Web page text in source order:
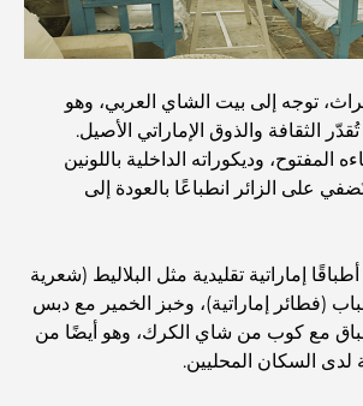
أفضل أماكن الإفطار في دبي: أفضل 7 أماكن لا تُضاهى لتجربة
الخليج التجاري: مزيج مثالي من القهوة
على نجمة ميشلان: جولة مغامرة لعشاق
جميرا جولف إستيتس: دليل الطهي
توجه إلى بيت الشاي العربي، وهو
الثقافة والذوق الإماراتي الأصيل.
المفتوح، وديكوراته الداخلية باللونين
على الزائر انطباعًا بالعودة إلى
إماراتية تقليدية مثل البلاليط (شعرية
(فطائر إماراتية)، وخبز الخمير مع دبس
مع كوب من شاي الكرك، وهو أيضًا من
لدى السكان المحليين.